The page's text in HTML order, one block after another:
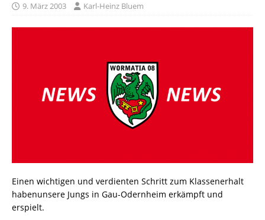
9. März 2003 Karl-Heinz Bluem
Einen wichtigen und verdienten Schritt zum Klassenerhalt
habenunsere Jungs in Gau-Odernheim erkämpft und
erspielt.